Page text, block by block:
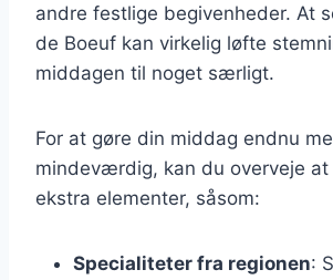
andre festlige begivenheder. At
de Boeuf kan virkelig løfte
middagen til noget særligt.
For at gøre din middag endnu
mindeværdig, kan du overveje at
ekstra elementer, såsom:
Specialiteter fra regionen: